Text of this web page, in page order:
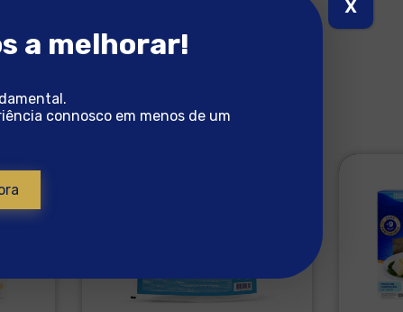
a melhorar!
connosco em menos de um
X